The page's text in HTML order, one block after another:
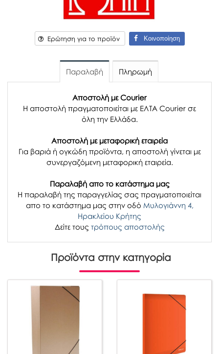
Ερώτηση για το προϊόν Κοινοποίηση
Παραλαβή Πληρωμή
Αποστολή με Courier
Η αποστολή πραγματοποιείται με ΕΛΤΑ Courier σε
όλη την Ελλάδα.
Αποστολή με μεταφορική εταιρεία
Για βαριά ή ογκώδη προϊόντα, η αποστολή γίνεται με
συνεργαζόμενη μεταφορική εταιρεία.
Παραλαβή απο το κατάστημα μας
H παραλαβή της παραγγελίας σας πραγματοποιείται
απο το κατάστημα μας στην οδό Μυλογιάννη 4,
Ηρακλείου Κρήτης
Δείτε τους τρόπους αποστολής
Προϊόντα στην κατηγορία